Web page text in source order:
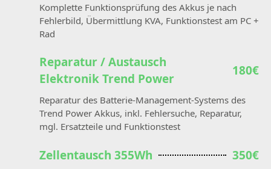
Komplette Funktionsprüfung des Akkus je nach
Fehlerbild, Übermittlung KVA, Funktionstest am PC +
Rad
Reparatur / Austausch
Elektronik Trend Power
180€
Reparatur des Batterie-Management-Systems des
Trend Power Akkus, inkl. Fehlersuche, Reparatur,
mgl. Ersatzteile und Funktionstest
Zellentausch 355Wh 350€